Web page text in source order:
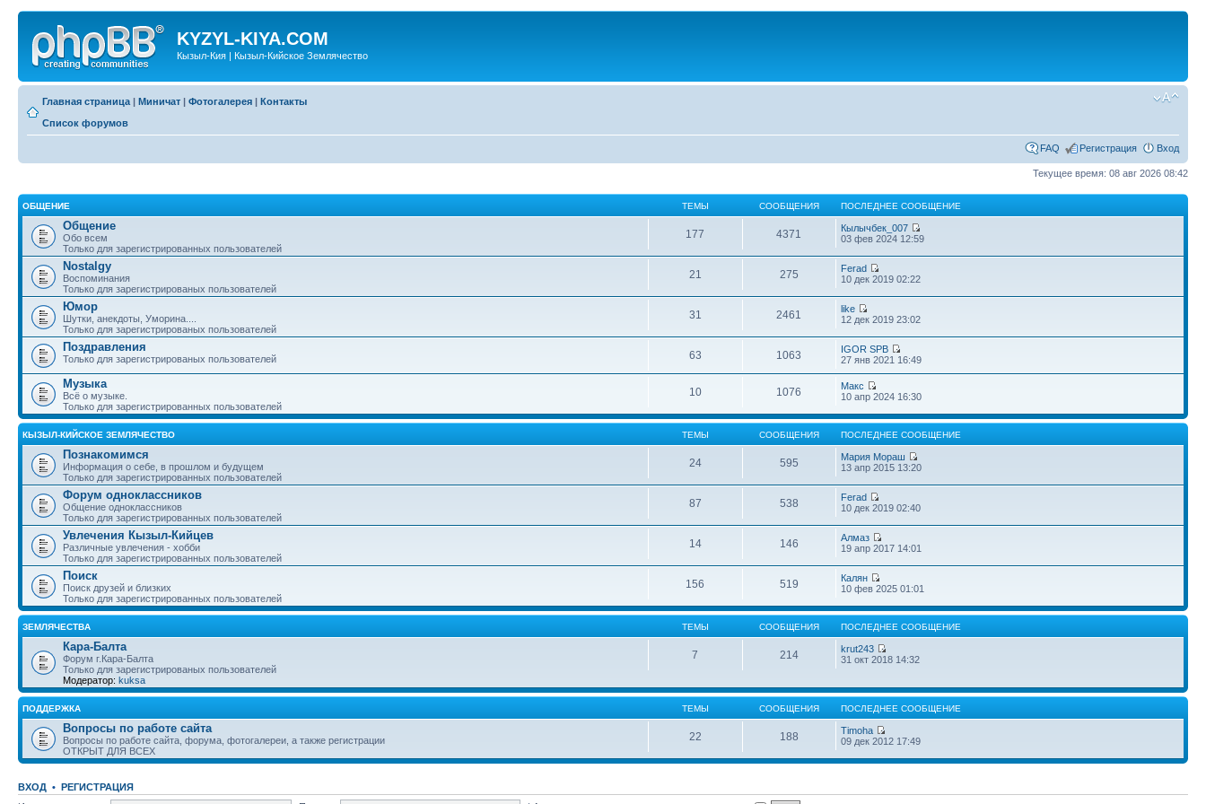
KYZYL-KIYA.COM
Кызыл-Кия | Кызыл-Кийское Землячество
Главная страница | Миничат | Фотогалерея | Контакты
Список форумов
FAQ Регистрация Вход
Текущее время: 08 авг 2026 08:42
ОБЩЕНИЕ ТЕМЫ СООБЩЕНИЯ ПОСЛЕДНЕЕ СООБЩЕНИЕ
Общение
Обо всем
Только для зарегистрированных пользователей
177 4371
Кылычбек_007
03 фев 2024 12:59
Nostalgy
Воспоминания
Только для зарегистрированых пользователей
21 275
Ferad
10 дек 2019 02:22
Юмор
Шутки, анекдоты, Уморина....
Только для зарегистрированых пользователей
31 2461
like
12 дек 2019 23:02
Поздравления
Только для зарегистрированых пользователей 63 1063
IGOR SPB
27 янв 2021 16:49
Музыка
Всё о музыке.
Только для зарегистрированных пользователей
10 1076
Макс
10 апр 2024 16:30
КЫЗЫЛ-КИЙСКОЕ ЗЕМЛЯЧЕСТВО ТЕМЫ СООБЩЕНИЯ ПОСЛЕДНЕЕ СООБЩЕНИЕ
Познакомимся
Информация о себе, в прошлом и будущем
Только для зарегистрированных пользователей
24 595
Мария Мораш
13 апр 2015 13:20
Форум одноклассников
Общение одноклассников
Только для зарегистрированных пользователей
87 538
Ferad
10 дек 2019 02:40
Увлечения Кызыл-Кийцев
Различные увлечения - хобби
Только для зарегистрированных пользователей
14 146
Алмаз
19 апр 2017 14:01
Поиск
Поиск друзей и близких
Только для зарегистрированных пользователей
156 519
Калян
10 фев 2025 01:01
ЗЕМЛЯЧЕСТВА ТЕМЫ СООБЩЕНИЯ ПОСЛЕДНЕЕ СООБЩЕНИЕ
Кара-Балта
Форум г.Кара-Балта
Только для зарегистрированых пользователей
Модератор: kuksa
7 214
krut243
31 окт 2018 14:32
ПОДДЕРЖКА ТЕМЫ СООБЩЕНИЯ ПОСЛЕДНЕЕ СООБЩЕНИЕ
Вопросы по работе сайта
Вопросы по работе сайта, форума, фотогалереи, а также регистрации
ОТКРЫТ ДЛЯ ВСЕХ
22 188
Timoha
09 дек 2012 17:49
ВХОД • РЕГИСТРАЦИЯ